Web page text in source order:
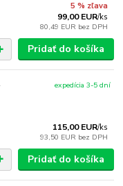
5 % zľava
99,00 EUR/ks
80,49 EUR bez DPH
Pridať do košíka
115,00 EUR/ks
93,50 EUR bez DPH
expedícia 3-5 dní
Pridať do košíka